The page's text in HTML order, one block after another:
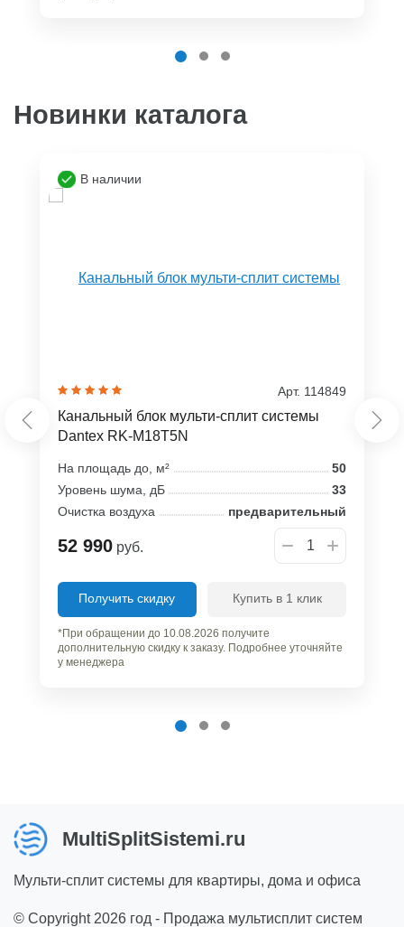
Новинки каталога
В наличии
Арт. 114849
Канальный блок мульти-сплит системы
Dantex RK-M18T5N
На площадь до, м²
50
Уровень шума, дБ
33
Очистка воздуха
предварительный
52 990 руб.
Получить скидку Купить в 1 клик
*При обращении до 10.08.2026 получите
дополнительную скидку к заказу. Подробнее уточняйте
у менеджера
MultiSplitSistemi.ru
Мульти-сплит системы для квартиры, дома и офиса
© Copyright 2026 год - Продажа мультисплит систем